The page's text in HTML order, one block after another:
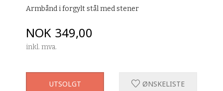
Armbånd i forgylt stål med stener
Pris
NOK 349,00
inkl. mva.
UTSOLGT ØNSKELISTE